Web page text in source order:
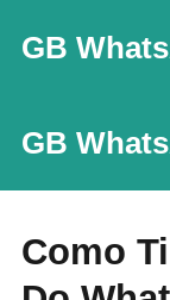
GB
GB
Como